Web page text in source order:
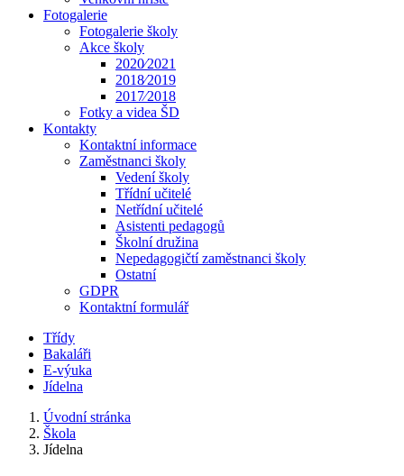
Fotogalerie
Fotogalerie školy
Akce školy
2020⁄2021
2018⁄2019
2017⁄2018
Fotky a videa ŠD
Kontakty
Kontaktní informace
Zaměstnanci školy
Vedení školy
Třídní učitelé
Netřídní učitelé
Asistenti pedagogů
Školní družina
Nepedagogičtí zaměstnanci školy
Ostatní
GDPR
Kontaktní formulář
Třídy
Bakaláři
E-výuka
Jídelna
Úvodní stránka
Škola
Jídelna